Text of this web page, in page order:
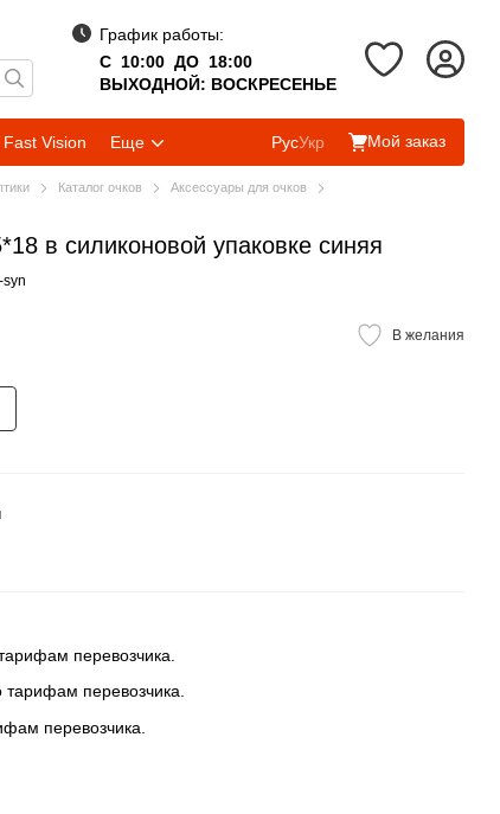
График работы:
С 10:00 ДО 18:00
ВЫХОДНОЙ: ВОСКРЕСЕНЬЕ
Vision Еще РусУкр Мой заказ
Каталог очков
Аксессуары для очков
в силиконовой упаковке синяя
syn
В желания
перевозчика.
тарифам перевозчика.
перевозчика.